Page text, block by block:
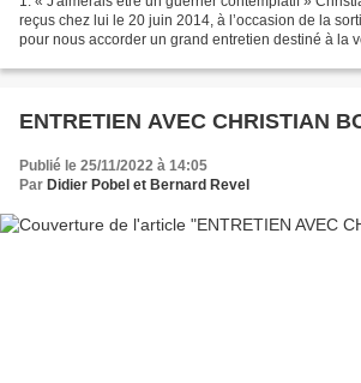
reçus chez lui le 20 juin 2014, à l’occasion de la
pour nous accorder un grand entretien destiné à la
ENTRETIEN AVEC CHRISTIAN
Publié le 25/11/2022 à 14:05
Par Didier Pobel et Bernard Revel